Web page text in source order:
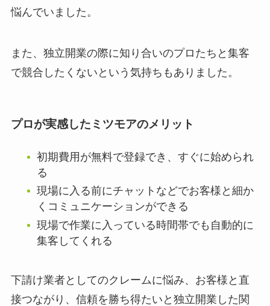
悩んでいました。
また、独立開業の際に知り合いのプロたちと集客
で競合したくないという気持ちもありました。
プロが実感したミツモアのメリット
初期費用が無料で登録でき、すぐに始められ
る
現場に入る前にチャットなどでお客様と細か
くコミュニケーションができる
現場で作業に入っている時間帯でも自動的に
集客してくれる
下請け業者としてのクレームに悩み、お客様と直
接つながり、信頼を勝ち得たいと独立開業した関